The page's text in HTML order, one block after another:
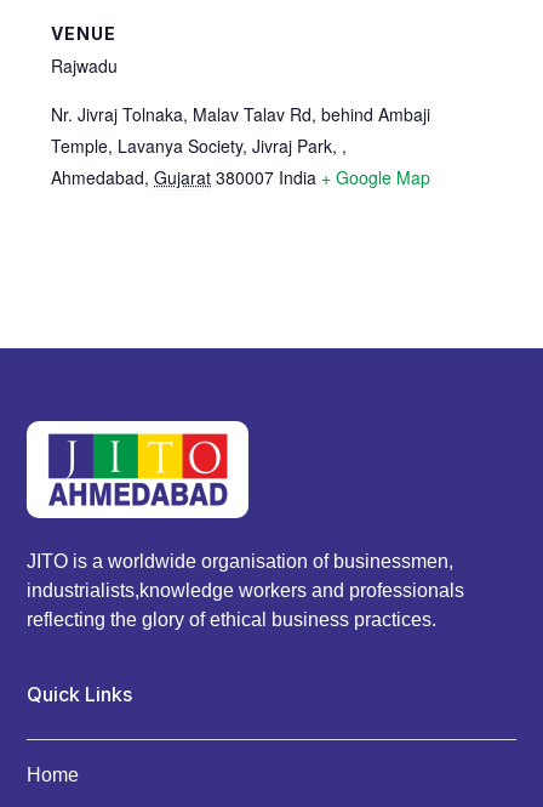
VENUE
Rajwadu
Nr. Jivraj Tolnaka, Malav Talav Rd, behind Ambaji
Temple, Lavanya Society, Jivraj Park, ,
Ahmedabad, Gujarat 380007 India + Google Map
JITO is a worldwide organisation of businessmen,
industrialists,knowledge workers and professionals
reflecting the glory of ethical business practices.
Quick Links
Home